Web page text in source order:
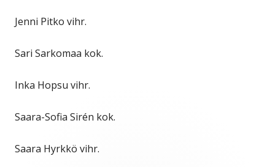
Jenni Pitko vihr.
Sari Sarkomaa kok.
Inka Hopsu vihr.
Saara-Sofia Sirén kok.
Saara Hyrkkö vihr.